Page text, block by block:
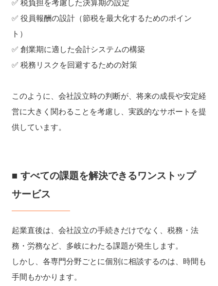
✅ 税負担を考慮した決算期の設定
✅ 役員報酬の設計（節税を最大化するためのポイン
ト）
✅ 創業期に適した会計システムの構築
✅ 税務リスクを回避するための対策
このように、会社設立時の判断が、将来の成長や安定経
営に大きく関わることを考慮し、実践的なサポートを提
供しています。
■ すべての課題を解決できるワンストップ
サービス
起業直後は、会社設立の手続きだけでなく、税務・法
務・労務など、多岐にわたる課題が発生します。
しかし、各専門分野ごとに個別に相談するのは、時間も
手間もかかります。